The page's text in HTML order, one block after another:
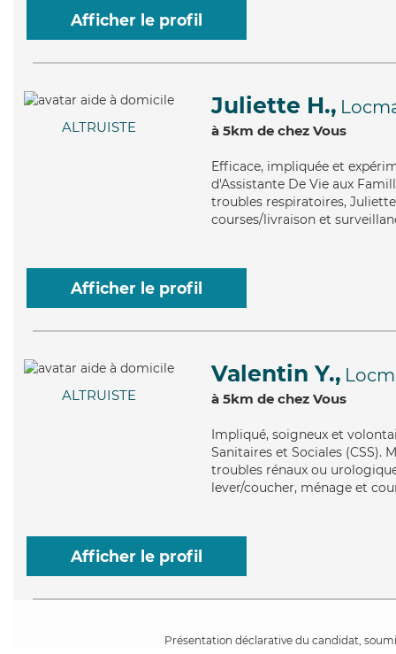
Afficher le profil
ALTRUISTE
Juliette H.,
à 5km de chez Vous
Efficace, impliquée et
d'Assistante De Vie aux
troubles respiratoires,
courses/livraison et
Afficher le profil
ALTRUISTE
Valentin Y.,
à 5km de chez Vous
Impliqué, soigneux et
Sanitaires et Sociales (CSS).
troubles rénaux ou
lever/coucher, ménage et
Afficher le profil
Présentation déclarative du candidat,